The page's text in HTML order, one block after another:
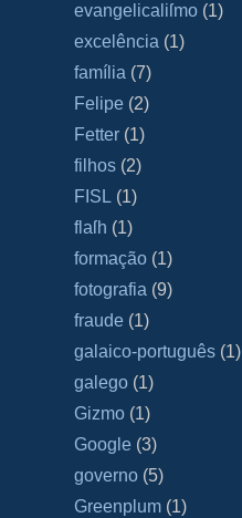
evangelicaliſmo (1)
excelência (1)
família (7)
Felipe (2)
Fetter (1)
filhos (2)
FISL (1)
flaſh (1)
formação (1)
fotografia (9)
fraude (1)
galaico‐português (1)
galego (1)
Gizmo (1)
Google (3)
governo (5)
Greenplum (1)